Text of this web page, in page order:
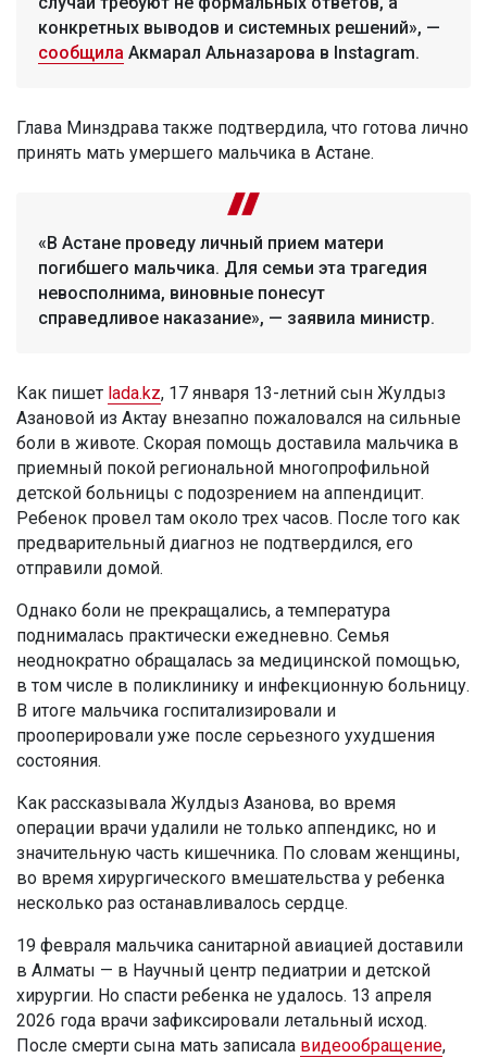
конкретных выводов и системных решений», —
сообщила Акмарал Альназарова в Instagram.
Глава Минздрава также подтвердила, что готова лично
принять мать умершего мальчика в Астане.
«В Астане проведу личный прием матери
погибшего мальчика. Для семьи эта трагедия
невосполнима, виновные понесут
справедливое наказание», — заявила министр.
Как пишет lada.kz, 17 января 13-летний сын Жулдыз
Азановой из Актау внезапно пожаловался на сильные
боли в животе. Скорая помощь доставила мальчика в
приемный покой региональной многопрофильной
детской больницы с подозрением на аппендицит.
Ребенок провел там около трех часов. После того как
предварительный диагноз не подтвердился, его
отправили домой.
Однако боли не прекращались, а температура
поднималась практически ежедневно. Семья
неоднократно обращалась за медицинской помощью,
в том числе в поликлинику и инфекционную больницу.
В итоге мальчика госпитализировали и
прооперировали уже после серьезного ухудшения
состояния.
Как рассказывала Жулдыз Азанова, во время
операции врачи удалили не только аппендикс, но и
значительную часть кишечника. По словам женщины,
во время хирургического вмешательства у ребенка
несколько раз останавливалось сердце.
19 февраля мальчика санитарной авиацией доставили
в Алматы — в Научный центр педиатрии и детской
хирургии. Но спасти ребенка не удалось. 13 апреля
2026 года врачи зафиксировали летальный исход.
После смерти сына мать записала видеообращение,